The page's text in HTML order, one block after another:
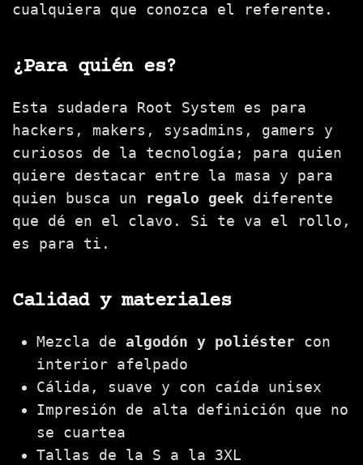
cualquiera que conozca el referente.
¿Para quién es?
Esta sudadera Root System es para
hackers, makers, sysadmins, gamers y
curiosos de la tecnología; para quien
quiere destacar entre la masa y para
quien busca un regalo geek diferente
que dé en el clavo. Si te va el rollo,
es para ti.
Calidad y materiales
Mezcla de algodón y poliéster con
interior afelpado
Cálida, suave y con caída unisex
Impresión de alta definición que no
se cuartea
Tallas de la S a la 3XL